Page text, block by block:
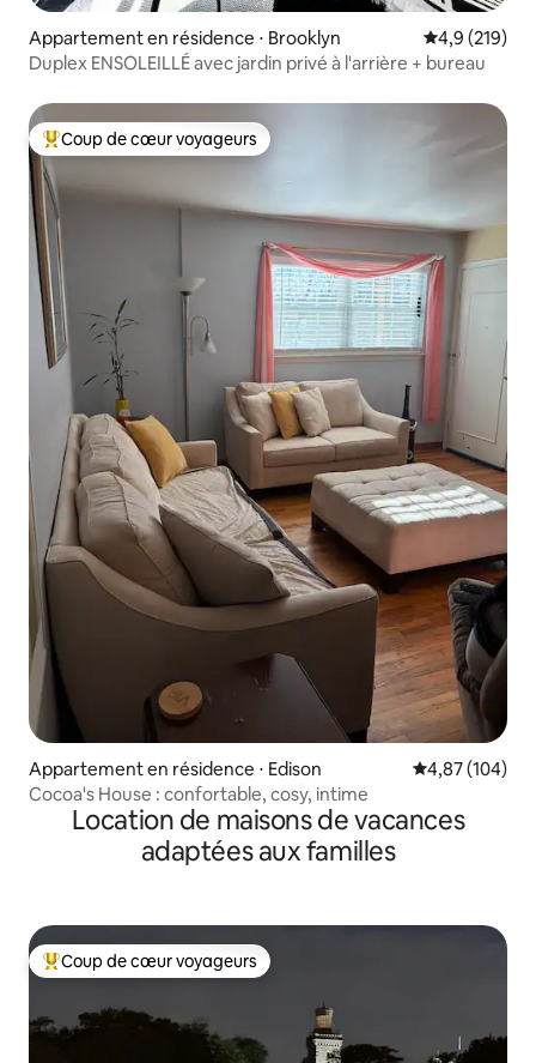
Appartement en résidence ⋅ Brooklyn Évaluation
4,9 (219)
Duplex ENSOLEILLÉ avec jardin privé à l'arrière + bureau
Coups de cœur voyageurs les plus appréciés
Coup de cœur voyageurs
Appartement en résidence ⋅ Edison Évaluation
4,87 (104)
Cocoa's House : confortable, cosy, intime
Location de maisons de vacances
adaptées aux familles
Coups de cœur voyageurs les plus appréciés
Coup de cœur voyageurs